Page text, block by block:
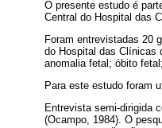
O presente estudo é
Central do Hospital das
Foram entrevistadas 20
do Hospital das Clínicas
anomalia fetal; óbito
Para este estudo foram
Entrevista semi-dirigida
(Ocampo, 1984). O